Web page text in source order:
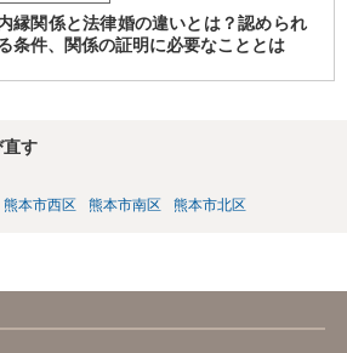
縁関係と法律婚の違いとは？認められ
条件、関係の証明に必要なこととは
す
熊本市西区 熊本市南区 熊本市北区